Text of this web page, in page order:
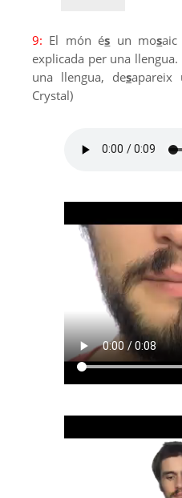
9: El món és un mos
explicada per una llengua.
una llengua, desapareix
Crystal)